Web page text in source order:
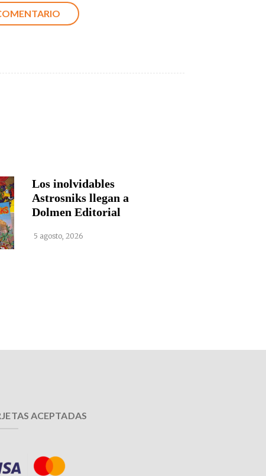
Los inolvidables
Astrosniks llegan a
Dolmen Editorial
5 agosto, 2026
ACEPTADAS